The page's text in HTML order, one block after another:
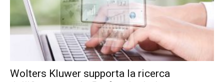
Wolters Kluwer supporta la ricerca